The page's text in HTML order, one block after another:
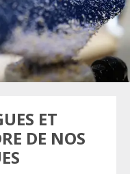
ET
DE NOS